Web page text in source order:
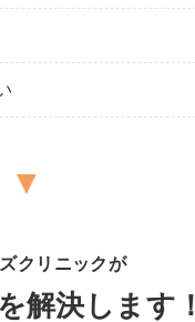
▼
クリニックが
解決します！